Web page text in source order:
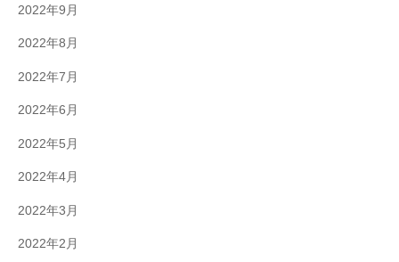
2022年9月
2022年8月
2022年7月
2022年6月
2022年5月
2022年4月
2022年3月
2022年2月